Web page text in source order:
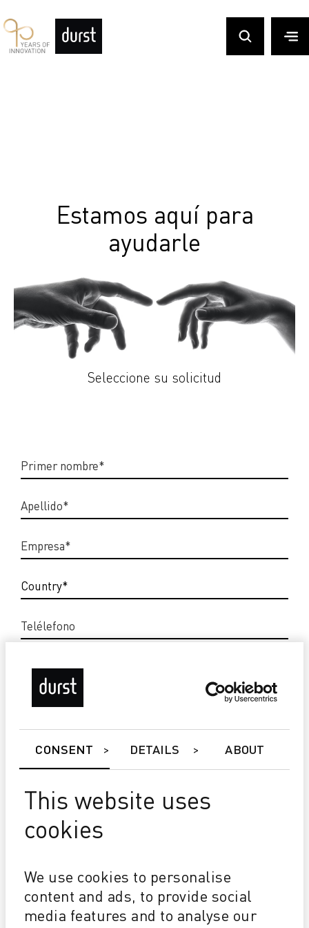
CONSENT DETAILS ABOUT
This website uses
cookies
We use cookies to personalise
content and ads, to provide social
media features and to analyse our
Estamos aquí para
ayudarle
Seleccione su solicitud
Me gustaría estar al día y autorizo
a Durst a enviarme los boletines
de noticias, el marketing y/o el
PRIVACIDAD